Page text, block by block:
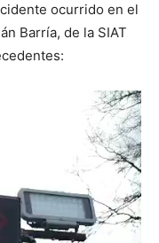
ocurrido en el
Barría, de la SIAT